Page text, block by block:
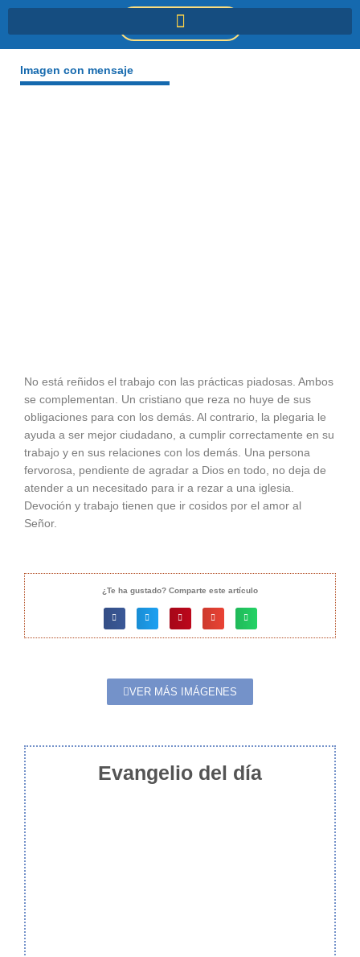
DONACIONES
Imagen con mensaje
No está reñidos el trabajo con las prácticas piadosas. Ambos
se complementan. Un cristiano que reza no huye de sus
obligaciones para con los demás. Al contrario, la plegaria le
ayuda a ser mejor ciudadano, a cumplir correctamente en su
trabajo y en sus relaciones con los demás. Una persona
fervorosa, pendiente de agradar a Dios en todo, no deja de
atender a un necesitado para ir a rezar a una iglesia.
Devoción y trabajo tienen que ir cosidos por el amor al
Señor.
¿Te ha gustado? Comparte este artículo
VER MÁS IMÁGENES
Evangelio del día